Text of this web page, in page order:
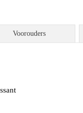
Voorouders